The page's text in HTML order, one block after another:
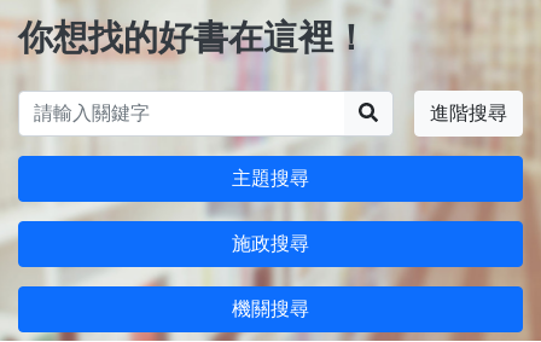
你想找的好書在這裡！
進階搜尋
主題搜尋
施政搜尋
機關搜尋